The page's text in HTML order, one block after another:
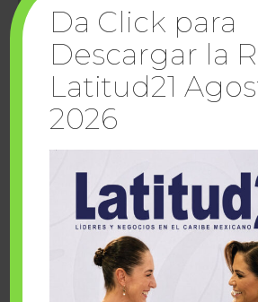
Cuando la solidaridad inspira;
sueños Fairmont Mayakoba y
Da Click para
Descargar la
Latitud21
2026